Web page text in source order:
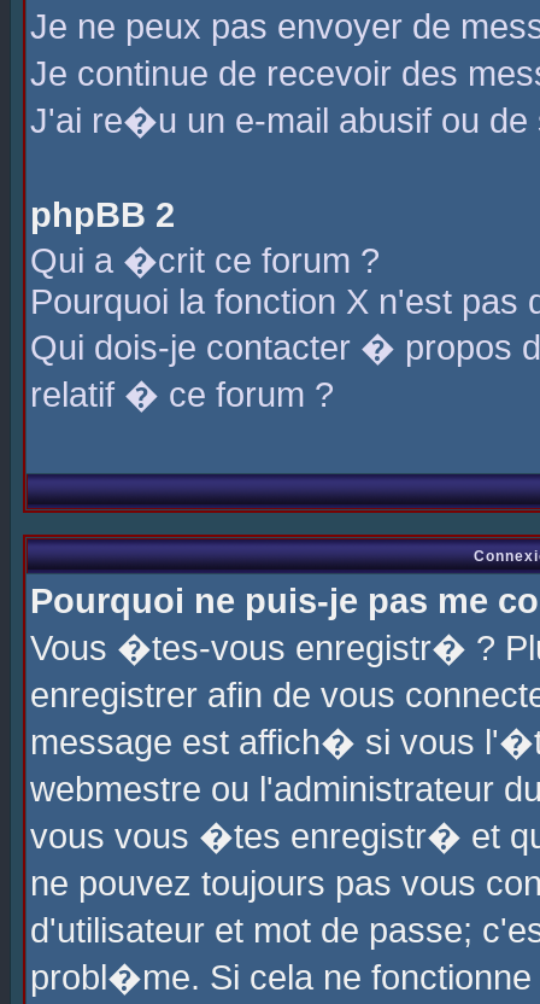
Je ne peux pas envoyer de
Je continue de recevoir des
J'ai re�u un e-mail abusif ou de
phpBB 2
Qui a �crit ce forum ?
Pourquoi la fonction X n'est pas
Qui dois-je contacter � propos
relatif � ce forum ?
Pourquoi ne puis-je pas me
Vous �tes-vous enregistr� ?
enregistrer afin de vous
message est affich� si vous
webmestre ou l'administrateur
vous vous �tes enregistr� et
ne pouvez toujours pas vous
d'utilisateur et mot de passe;
probl�me. Si cela ne